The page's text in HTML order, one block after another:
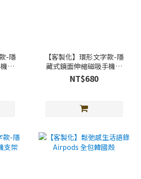
-隱
支
【客製化】環形文字款-隱
藏式鏡面伸縮磁吸手機支
架 (支援Magsafe)
NT$680